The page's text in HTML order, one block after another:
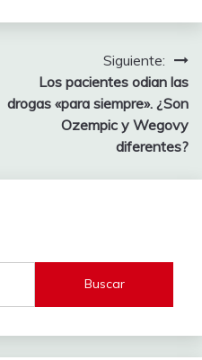
Siguiente:
Los pacientes odian las
drogas «para siempre». ¿Son
Ozempic y Wegovy
diferentes?